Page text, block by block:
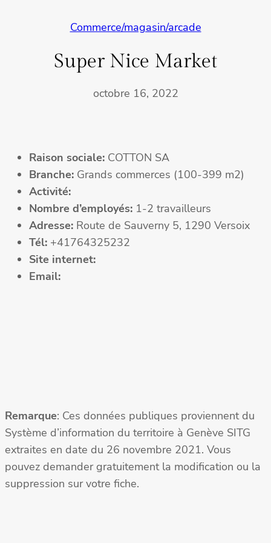
Commerce/magasin/arcade
Super Nice Market
octobre 16, 2022
Raison sociale: COTTON SA
Branche: Grands commerces (100-399 m2)
Activité:
Nombre d’employés: 1-2 travailleurs
Adresse: Route de Sauverny 5, 1290 Versoix
Tél: +41764325232
Site internet:
Email:
Remarque: Ces données publiques proviennent du
Système d’information du territoire à Genève SITG
extraites en date du 26 novembre 2021. Vous
pouvez demander gratuitement la modification ou la
suppression sur votre fiche.